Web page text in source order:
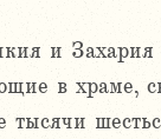
и
в храме,
тысячи